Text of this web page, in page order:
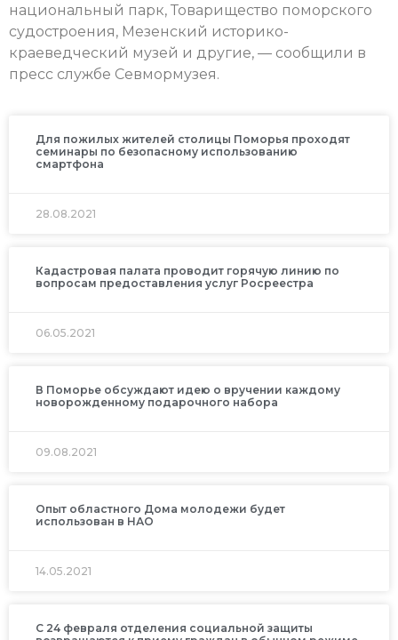
национальный парк, Товарищество поморского
судостроения, Мезенский историко-
краеведческий музей и другие, — сообщили в
пресс службе Севмормузея.
Для пожилых жителей столицы Поморья проходят
семинары по безопасному использованию
смартфона
28.08.2021
Кадастровая палата проводит горячую линию по
вопросам предоставления услуг Росреестра
06.05.2021
В Поморье обсуждают идею о вручении каждому
новорожденному подарочного набора
09.08.2021
Опыт областного Дома молодежи будет
использован в НАО
14.05.2021
С 24 февраля отделения социальной защиты